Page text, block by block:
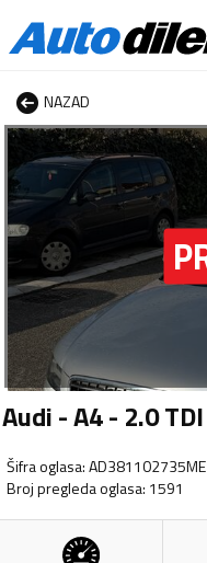
NAZAD
Audi - A4 - 2.0 TDI
Šifra oglasa:AD381102735ME
Broj pregleda oglasa: 1591